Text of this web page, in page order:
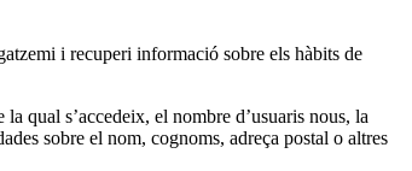
i recuperi informació sobre els hàbits de
qual s’accedeix, el nombre d’usuaris nous, la
sobre el nom, cognoms, adreça postal o altres